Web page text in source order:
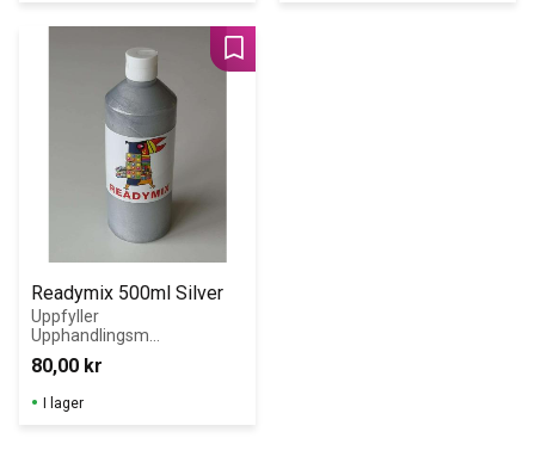
ndighetens krav
Readymix 500ml Silver
Uppfyller
Upphandlingsmy
ndighetens krav
för Giftfri
Förskola!
80,00 kr
Lägg till i favoriter
I lager